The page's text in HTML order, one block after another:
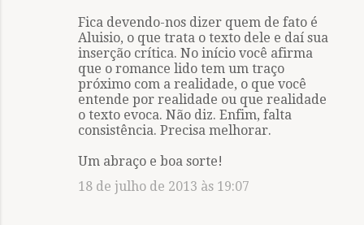
Fica devendo-nos dizer quem de fato é
Aluisio, o que trata o texto dele e daí sua
inserção crítica. No início você afirma
que o romance lido tem um traço
próximo com a realidade, o que você
entende por realidade ou que realidade
o texto evoca. Não diz. Enfim, falta
consistência. Precisa melhorar.
Um abraço e boa sorte!
18 de julho de 2013 às 19:07